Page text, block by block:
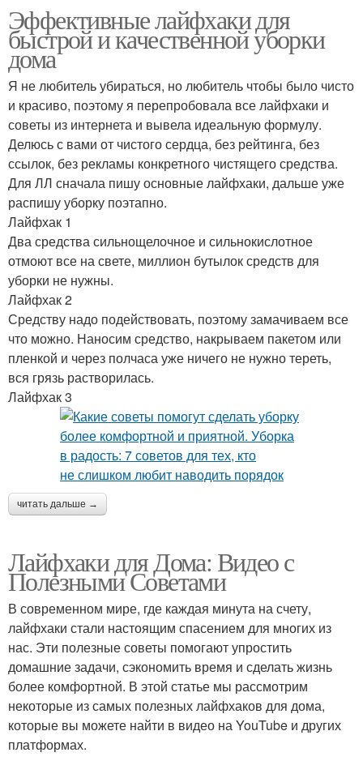
Эффективные лайфхаки для
быстрой и качественной уборки
дома
Я не любитель убираться, но любитель чтобы было чисто
и красиво, поэтому я перепробовала все лайфхаки и
советы из интернета и вывела идеальную формулу.
Делюсь с вами от чистого сердца, без рейтинга, без
ссылок, без рекламы конкретного чистящего средства.
Для ЛЛ сначала пишу основные лайфхаки, дальше уже
распишу уборку поэтапно.
Лайфхак 1
Два средства сильнощелочное и сильнокислотное
отмоют все на свете, миллион бутылок средств для
уборки не нужны.
Лайфхак 2
Средству надо подействовать, поэтому замачиваем все
что можно. Наносим средство, накрываем пакетом или
пленкой и через полчаса уже ничего не нужно тереть,
вся грязь растворилась.
Лайфхак 3
читать дальше →
Лайфхаки для Дома: Видео с
Полезными Советами
В современном мире, где каждая минута на счету,
лайфхаки стали настоящим спасением для многих из
нас. Эти полезные советы помогают упростить
домашние задачи, сэкономить время и сделать жизнь
более комфортной. В этой статье мы рассмотрим
некоторые из самых полезных лайфхаков для дома,
которые вы можете найти в видео на YouTube и других
платформах.